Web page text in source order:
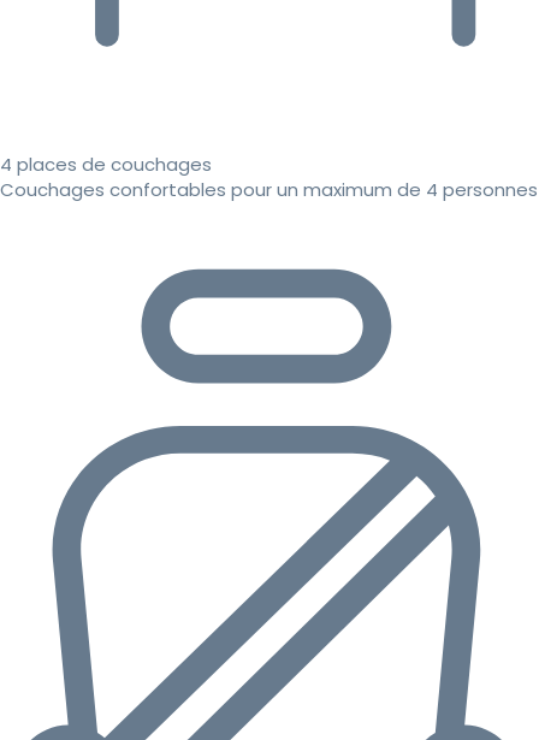
4 places de couchages
Couchages confortables pour un maximum de 4 personnes